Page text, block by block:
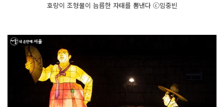
호랑이 조형물이 늠름한 자태를 뽐낸다 ⓒ임중빈